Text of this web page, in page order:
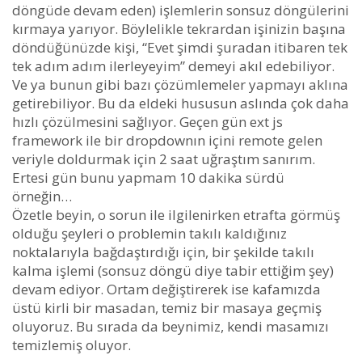
döngüde devam eden) işlemlerin sonsuz döngülerini
kırmaya yarıyor. Böylelikle tekrardan işinizin başına
döndüğünüzde kişi, “Evet şimdi şuradan itibaren tek
tek adım adım ilerleyeyim” demeyi akıl edebiliyor.
Ve ya bunun gibi bazı çözümlemeler yapmayı aklına
getirebiliyor. Bu da eldeki hususun aslında çok daha
hızlı çözülmesini sağlıyor. Geçen gün ext js
framework ile bir dropdownın içini remote gelen
veriyle doldurmak için 2 saat uğraştım sanırım.
Ertesi gün bunu yapmam 10 dakika sürdü
örneğin…
Özetle beyin, o sorun ile ilgilenirken etrafta görmüş
olduğu şeyleri o problemin takılı kaldığınız
noktalarıyla bağdaştırdığı için, bir şekilde takılı
kalma işlemi (sonsuz döngü diye tabir ettiğim şey)
devam ediyor. Ortam değiştirerek ise kafamızda
üstü kirli bir masadan, temiz bir masaya geçmiş
oluyoruz. Bu sırada da beynimiz, kendi masamızı
temizlemiş oluyor.